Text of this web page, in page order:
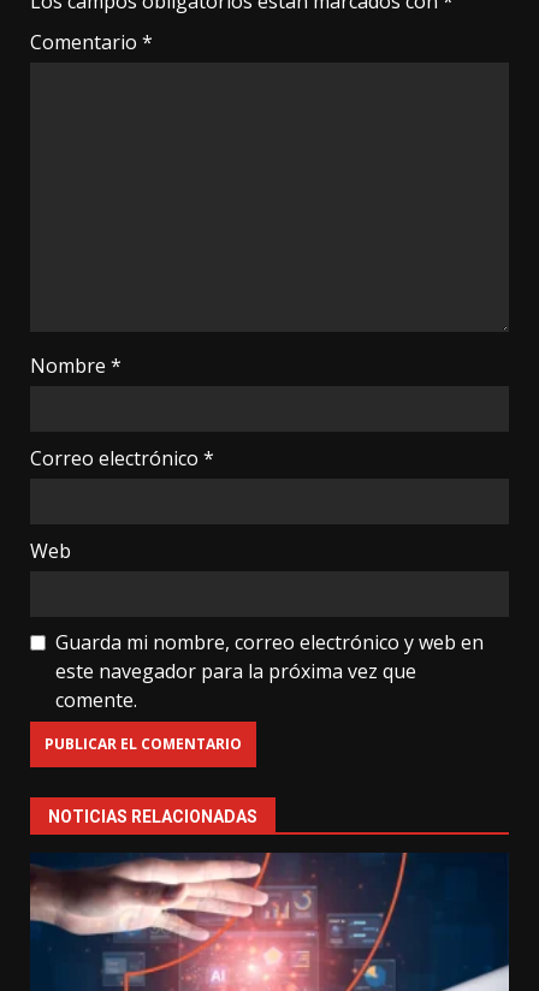
Comentario *
Nombre *
Correo electrónico *
Web
Guarda mi nombre, correo electrónico y web en
este navegador para la próxima vez que
comente.
NOTICIAS RELACIONADAS